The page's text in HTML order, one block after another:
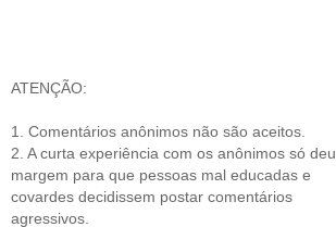
ATENÇÃO:
1. Comentários anônimos não são aceitos.
2. A curta experiência com os anônimos só deu
margem para que pessoas mal educadas e
covardes decidissem postar comentários
agressivos.